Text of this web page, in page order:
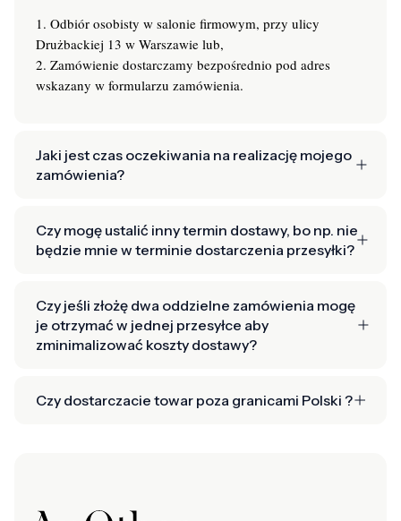
1. Odbiór osobisty w salonie firmowym, przy ulicy
Drużbackiej 13 w Warszawie lub,
2. Zamówienie dostarczamy bezpośrednio pod adres
wskazany w formularzu zamówienia.
Jaki jest czas oczekiwania na realizację mojego
zamówienia?
Czy mogę ustalić inny termin dostawy, bo np. nie
będzie mnie w terminie dostarczenia przesyłki?
Czy jeśli złożę dwa oddzielne zamówienia mogę
je otrzymać w jednej przesyłce aby
zminimalizować koszty dostawy?
Czy dostarczacie towar poza granicami Polski ?